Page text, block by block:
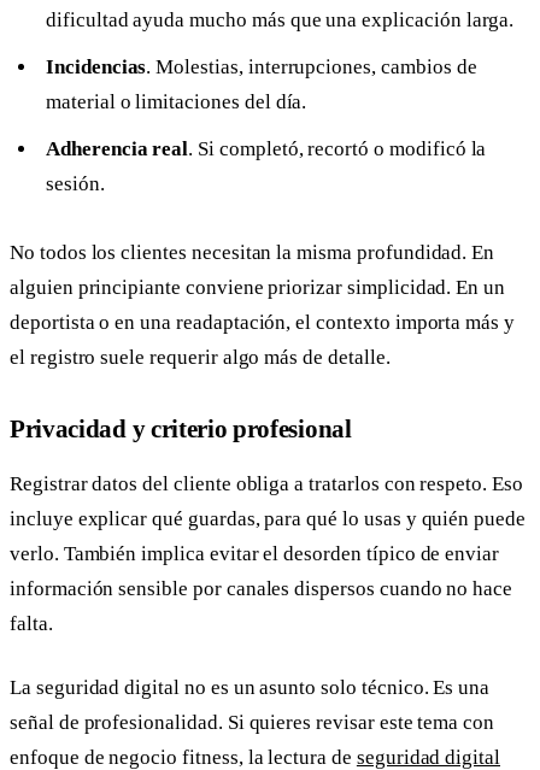
dificultad ayuda mucho más que una explicación larga.
Incidencias. Molestias, interrupciones, cambios de
material o limitaciones del día.
Adherencia real. Si completó, recortó o modificó la
sesión.
No todos los clientes necesitan la misma profundidad. En
alguien principiante conviene priorizar simplicidad. En un
deportista o en una readaptación, el contexto importa más y
el registro suele requerir algo más de detalle.
Privacidad y criterio profesional
Registrar datos del cliente obliga a tratarlos con respeto. Eso
incluye explicar qué guardas, para qué lo usas y quién puede
verlo. También implica evitar el desorden típico de enviar
información sensible por canales dispersos cuando no hace
falta.
La seguridad digital no es un asunto solo técnico. Es una
señal de profesionalidad. Si quieres revisar este tema con
enfoque de negocio fitness, la lectura de seguridad digital